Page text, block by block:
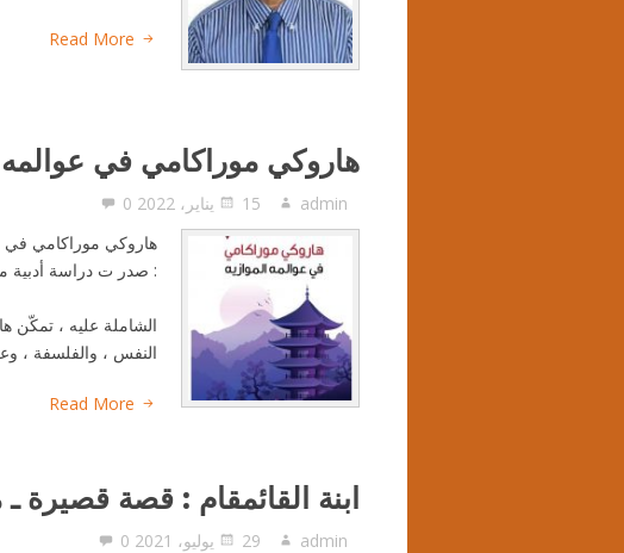
Read More
هاروكي موراكامي في عوالمه
admin 15 يناير، 2022
0
هاروكي موراكامي في
: صدر ت دراسة أدبية
الشاملة عليه ، تمكّن
النفس ، والفلسفة ،
Read More
ابنة القائمقام : قصة قصيرة
admin 29 يوليو، 2021
0